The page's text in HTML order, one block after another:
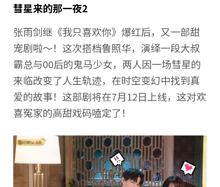
彗星来的那一夜2
张雨剑继《我只喜欢你》爆红后，又一部甜
宠剧啦～！这次搭档鲁照华，演绎一段大叔
霸总与00后的鬼马少女，两人因一场彗星的
来临改变了人生轨迹，在时空变幻中找到真
爱的故事！这部剧将在7月12日上线，这对欢
喜冤家的高甜戏码嗑定了！